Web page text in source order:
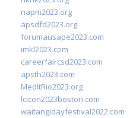
napm2023.org
apsdfd2023.org
forumausape2023.com
imkl2023.com
careerfaircsd2023.com
apsth2023.com
MedItRio2023.org
lcicon2023boston.com
waitangidayfestival2022.com